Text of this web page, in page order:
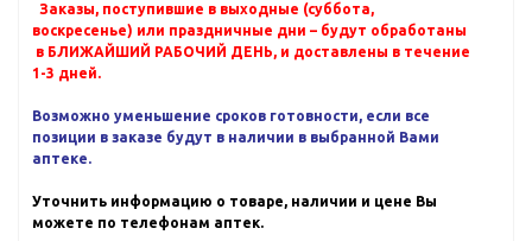
Заказы, поступившие в выходные (суббота,
воскресенье) или праздничные дни – будут обработаны
в БЛИЖАЙШИЙ РАБОЧИЙ ДЕНЬ, и доставлены в течение
1-3 дней.
Возможно уменьшение сроков готовности, если все
позиции в заказе будут в наличии в выбранной Вами
аптеке.
Уточнить информацию о товаре, наличии и цене Вы
можете по телефонам аптек.